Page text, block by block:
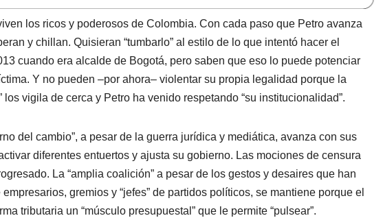
a
d
s
los ricos y poderosos de Colombia. Con cada paso que Petro avanza
y chillan. Quisieran “tumbarlo” al estilo de lo que intentó hacer el
cuando era alcalde de Bogotá, pero saben que eso lo puede potenciar
Y no pueden –por ahora– violentar su propia legalidad porque la
los vigila de cerca y Petro ha venido respetando “su institucionalidad”.
del cambio”, a pesar de la guerra jurídica y mediática, avanza con sus
diferentes entuertos y ajusta su gobierno. Las mociones de censura
La “amplia coalición” a pesar de los gestos y desaires que han
gremios y “jefes” de partidos políticos, se mantiene porque el
tributaria un “músculo presupuestal” que le permite “pulsear”.